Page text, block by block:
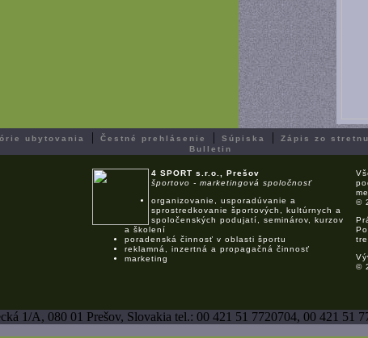
ubytovania | Čestné prehlásenie | Súpiska | Zápis zo
Bulletin
4 SPORT s.r.o., Prešov
športovo - marketingová spoločnosť
organizovanie, usporadúvanie a
sprostredkovanie športových, kultúrnych a
spoločenských podujatí, seminárov, kurzov
a školení
poradenská činnosť v oblasti športu
reklamná, inzertná a propagačná činnosť
marketing
©
©
1/A, 080 01 Prešov, Slovakia tel.: 00 421 51 7720704­, 00 421 51